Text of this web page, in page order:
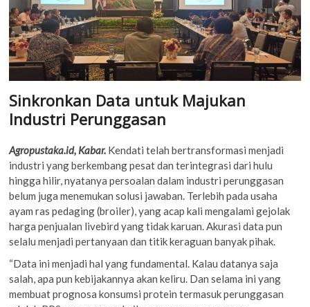
Sinkronkan Data untuk Majukan
Industri Perunggasan
Agropustaka.id, Kabar. Kendati telah bertransformasi menjadi
industri yang berkembang pesat dan terintegrasi dari hulu
hingga hilir, nyatanya persoalan dalam industri perunggasan
belum juga menemukan solusi jawaban. Terlebih pada usaha
ayam ras pedaging (broiler), yang acap kali mengalami gejolak
harga penjualan livebird yang tidak karuan. Akurasi data pun
selalu menjadi pertanyaan dan titik keraguan banyak pihak.
“Data ini menjadi hal yang fundamental. Kalau datanya saja
salah, apa pun kebijakannya akan keliru. Dan selama ini yang
membuat prognosa konsumsi protein termasuk perunggasan